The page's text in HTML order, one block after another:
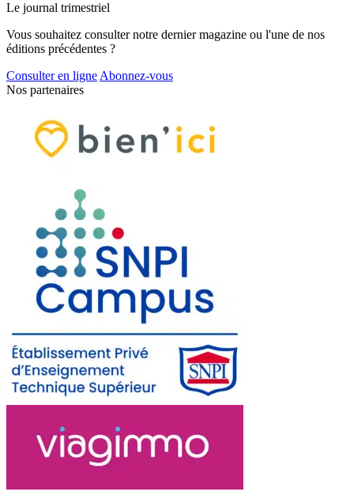
Le journal trimestriel
Vous souhaitez consulter notre dernier magazine ou l'une de nos
éditions précédentes ?
Consulter en ligneAbonnez-vous
Nos partenaires